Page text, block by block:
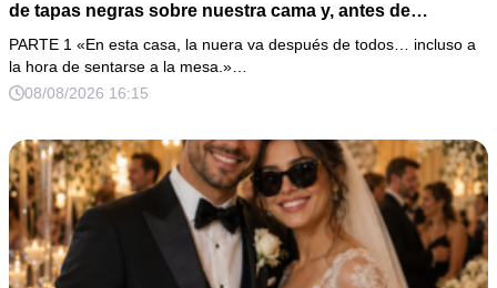
de tapas negras sobre nuestra cama y, antes de
marcharse, dijo: «En esta familia todos deben cumplir
una misma regla…».
PARTE 1 «En esta casa, la nuera va después de todos… incluso a
la hora de sentarse a la mesa.»…
08/08/2026 16:15